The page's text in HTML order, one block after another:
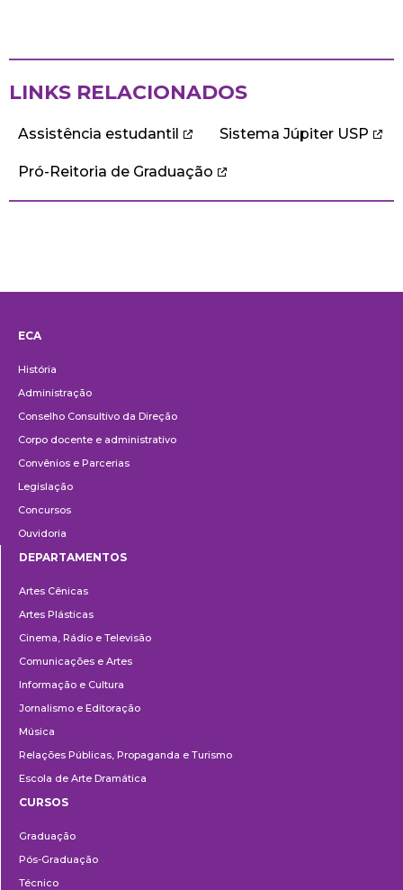
LINKS RELACIONADOS
Assistência estudantil Sistema Júpiter USP
Pró-Reitoria de Graduação
ECA
História
Administração
Conselho Consultivo da Direção
Corpo docente e administrativo
Convênios e Parcerias
Legislação
Concursos
Ouvidoria
DEPARTAMENTOS
Artes Cênicas
Artes Plásticas
Cinema, Rádio e Televisão
Comunicações e Artes
Informação e Cultura
Jornalismo e Editoração
Música
Relações Públicas, Propaganda e Turismo
Escola de Arte Dramática
CURSOS
Graduação
Pós-Graduação
Técnico